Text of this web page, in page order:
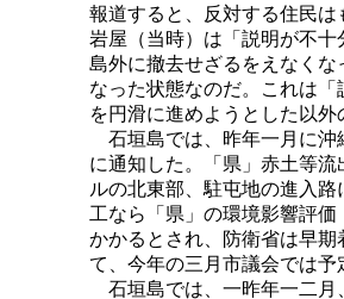
報道すると、反対する住民
岩屋（当時）は「説明が不
島外に撤去せざるをえなく
なった状態なのだ。これは
を円滑に進めようとした以
石垣島では、昨年一月に沖
に通知した。「県」赤土等
ルの北東部、駐屯地の進入
工なら「県」の環境影響評
かかるとされ、防衛省は早
て、今年の三月市議会では
石垣島では、一昨年一二月